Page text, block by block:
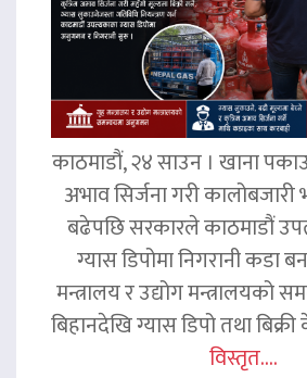
काठमाडौं, २४ साउन । खाना
अभाव सिर्जना गरी
बढेपछि सरकारले काठमाडौं
ग्यास डिपोमा निगरानी कडा
मन्त्रालय र उद्योग मन्त्रालयको
बिहानदेखि ग्यास डिपो तथा
विस्तृत....